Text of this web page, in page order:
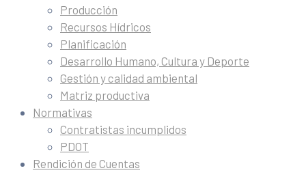
Producción
Recursos Hídricos
Planificación
Desarrollo Humano, Cultura y Deporte
Gestión y calidad ambiental
Matriz productiva
Normativas
Contratistas incumplidos
PDOT
Rendición de Cuentas